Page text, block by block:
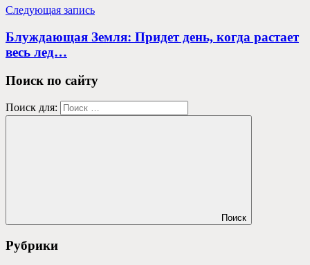
Следующая запись
Блуждающая Земля: Придет день, когда растает
весь лед…
Поиск по сайту
Поиск для:
Поиск
Рубрики